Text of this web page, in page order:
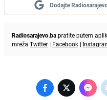
Dodajte
Radiosarajevo.bapratite putem
mreža Twitter | Facebook |